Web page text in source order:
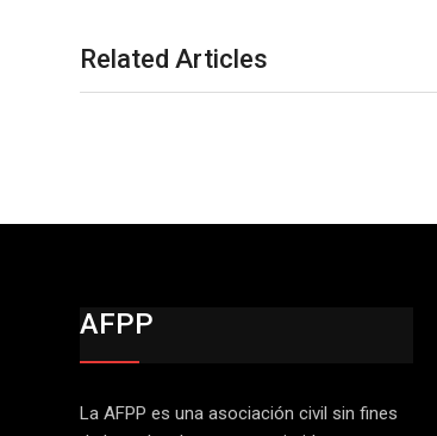
Related Articles
AFPP
La AFPP es una asociación civil sin fines